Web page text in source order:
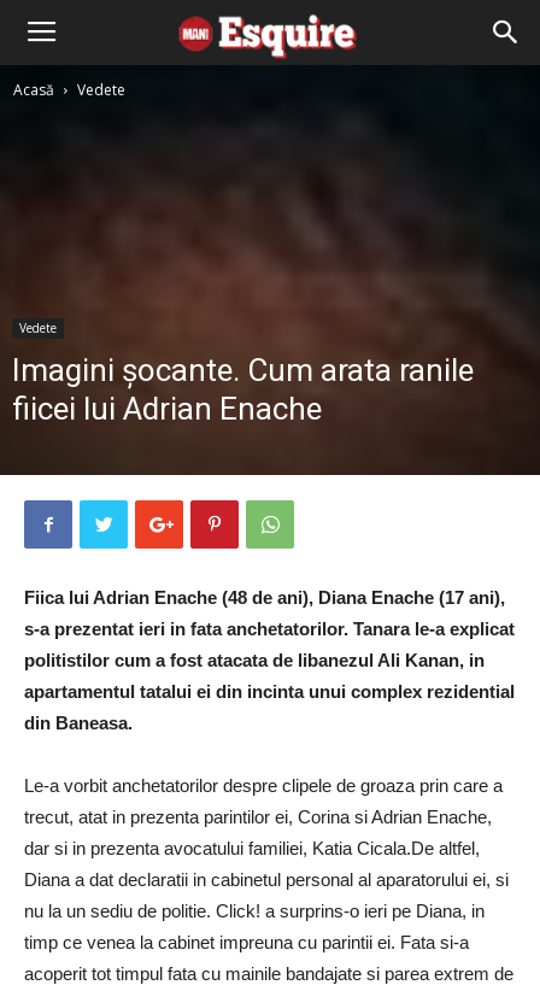
Acasă Vedete
Vedete
Imagini șocante. Cum arata ranile
fiicei lui Adrian Enache
Fiica lui Adrian Enache (48 de ani), Diana Enache (17 ani),
s-a prezentat ieri in fata anchetatorilor. Tanara le-a explicat
politistilor cum a fost atacata de libanezul Ali Kanan, in
apartamentul tatalui ei din incinta unui complex rezidential
din Baneasa.
Le-a vorbit anchetatorilor despre clipele de groaza prin care a
trecut, atat in prezenta parintilor ei, Corina si Adrian Enache,
dar si in prezenta avocatului familiei, Katia Cicala.De altfel,
Diana a dat declaratii in cabinetul personal al aparatorului ei, si
nu la un sediu de politie. Click! a surprins-o ieri pe Diana, in
timp ce venea la cabinet impreuna cu parintii ei. Fata si-a
acoperit tot timpul fata cu mainile bandajate si parea extrem de